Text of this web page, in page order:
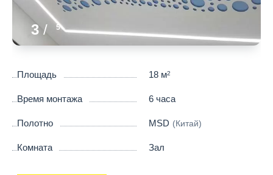
3 / 5
Площадь 18 м2
Время монтажа 6 часа
Полотно MSD (Китай)
Комната Зал